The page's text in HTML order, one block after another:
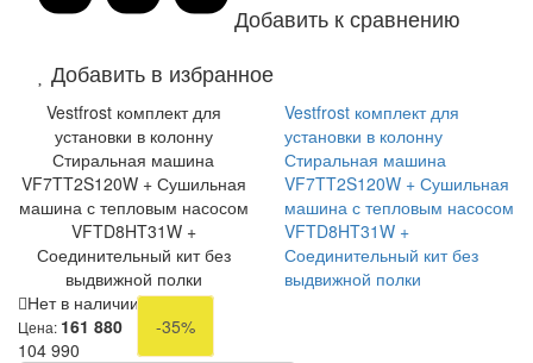
Добавить к сравнению
Добавить в избранное
Vestfrost комплект для
установки в колонну
Стиральная машина
VF7TT2S120W + Сушильная
машина с тепловым насосом
VFTD8HT31W +
Соединительный кит без
выдвижной полки
Vestfrost комплект для
установки в колонну
Стиральная машина
VF7TT2S120W + Сушильная
машина с тепловым насосом
VFTD8HT31W +
Соединительный кит без
выдвижной полки
Нет в наличии
Цена: 161 880
-35%
104 990